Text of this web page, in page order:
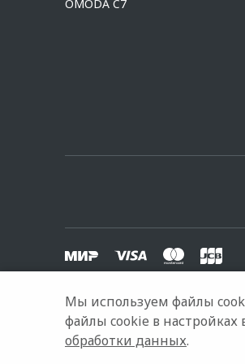
OMODA C7
© 2026 РИНГ Модельный ряд
Мы используем файлы
файлы cookie в настройках
обработки данных.